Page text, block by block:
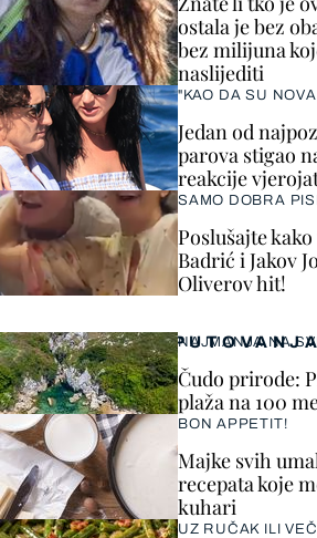
ostala je bez
bez milijuna
naslijediti
"KAO DA SU
Jedan od
parova stigao
reakcije
SAMO DOBRA
Poslušajte
Badrić i Jakov
Oliverov hit!
NAJMANJA NA
Čudo prirode:
plaža na 100
BON APPETIT!
Majke svih
recepata koje
kuhari
UZ RUČAK ILI